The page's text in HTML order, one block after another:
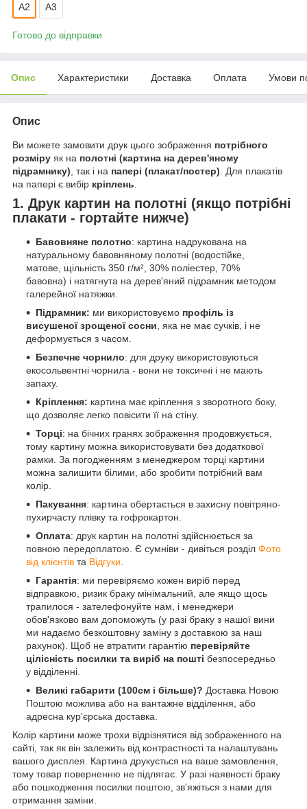
A2 A3
Готово до відправки
Опис Характеристики Доставка Оплата Умови
Опис
Ви можете замовити друк цього зображення потрібного
розміру як на полотні (картина на дерев'яному
підрамнику) , так і на папері (плакат/постер) . Для плакатів
на папері є вибір кріплень
1. Друк картин на полотні (якщо потрібні
плакати - гортайте нижче)
Бавовняне полотно: картина надрукована на
натуральному бавовняному полотні (водостійке,
матове, щільність 350 г/м², 30% поліестер, 70%
бавовна) і натягнута на дерев'яний підрамник методом
галерейної натяжки.
Підрамник: ми використовуємо профіль із
висушеної зрощеної сосни, яка не має сучків, і не
деформується з часом.
Безпечне чорнило: для друку використовуються
екосольвентні чорнила - вони не токсичні і не мають
запаху.
Кріплення: картина має кріплення з зворотного боку,
що дозволяє легко повісити її на стіну.
Торці: на бічних гранях зображення продовжується,
тому картину можна використовувати без додаткової
рамки. За погодженням з менеджером торці картини
можна залишити білими, або зробити потрібний вам
колір.
Пакування: картина обертається в захисну повітряно-
пухирчасту плівку та гофрокартон.
Оплата: друк картин на полотні здійснюється за
повною передоплатою. Є сумніви - дивіться розділ Фото
від клієнтів та Відгуки.
Гарантія: ми перевіряємо кожен виріб перед
відправкою, ризик браку мінімальний, але якщо щось
трапилося - зателефонуйте нам, і менеджери
обов'язково вам допоможуть (у разі браку з нашої вини
ми надаємо безкоштовну заміну з доставкою за наш
рахунок). Щоб не втратити гарантію перевіряйте
цілісність посилки та виріб на пошті безпосередньо
у відділенні.
Великі габарити (100см і більше)? Доставка Новою
Поштою можлива або на вантажне відділення, або
адресна кур'єрська доставка.
Колір картини може трохи відрізнятися від зображенного на
сайті, так як він залежить від контрастності та налаштувань
вашого дисплея. Картина друкується на ваше замовлення,
тому товар поверненню не підлягає. У разі наявності браку
або пошкодження посилки поштою, зв'яжіться з нами для
отримання заміни.